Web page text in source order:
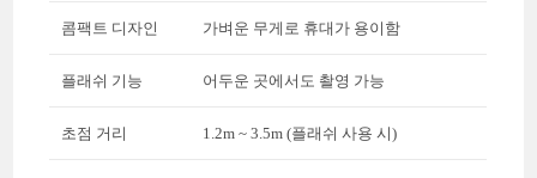
콤팩트 디자인 가벼운 무게로 휴대가 용이함
플래쉬 기능 어두운 곳에서도 촬영 가능
초점 거리 1.2m ~ 3.5m (플래쉬 사용 시)